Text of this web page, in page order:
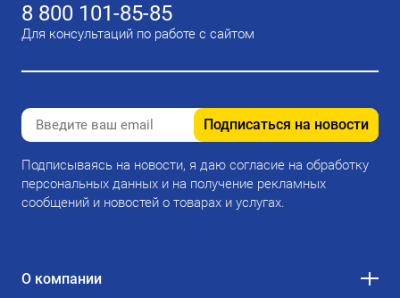
8 800 101-85-85
Для консультаций по работе с сайтом
Подписаться на новости
Подписываясь на новости, я даю согласие на обработку
персональных данных и на получение рекламных
сообщений и новостей о товарах и услугах.
О компании